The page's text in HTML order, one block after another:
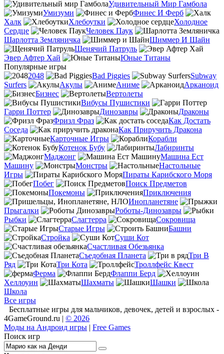
Удивительный Мир Гамбола
Умизуми
Финес И Ферб
Халк
Хлебоутки
Холодное
Сердце
Человек Паук
Шарлотта Земляничка
Шиммер И Шайн
Щенячий Патруль
Эвер Афтер Хай
Юные Титаны
Популярные игры
2048
Bad Piggies
Subway
Surfers
Акулы Аниме
Арканоид
Бизнес
Вертолеты
Вибусы Пушистики
Гарри Поттер
Динозавры
Драконы
Фризл Фраз
Как Достать
Соседа
Как Приручить Дракона
Карточные Игры
Корабли
Котенок Бубу
Лабиринты
Маджонг
Машина Ест
Машину
Монстры
Настольные
Игры
Пираты Карибского Моря
Побег
Поиск Предметов
Покемоны
Приключения
Инопланетяне
Прыгалки
Роботы-Динозавры
Рыбки
Слагтерра
Сокровища
Старые Игры
Башни
Стройка
Суши Кот
Счастливая Обезьянка
Съедобная Планета
Три В
Ряд
Три Кота
Троллфейс Квест
Ферма
Флаппи Берд
Хеллоуин
Шахматы
Шашки
Школа
Все игры
Бесплатные игры для мальчиков, девочек, детей и взрослых -
4GameGround.ru | © 2026
Моды на Андроид игры | Free Games
Поиск игр